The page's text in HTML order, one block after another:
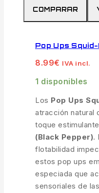
COMPARAR
Pop Ups Squid-
8.99€ IVA incl.
1 disponibles
Los Pop Ups
atracción natural
toque
(Black Pepper).
flotabilidad
estos pop ups
especiada que
sensoriales de